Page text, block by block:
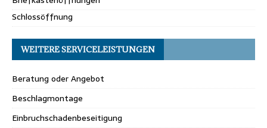
Schlossöffnung
WEITERE SERVICELEISTUNGEN
Beratung oder Angebot
Beschlagmontage
Einbruchschadenbeseitigung